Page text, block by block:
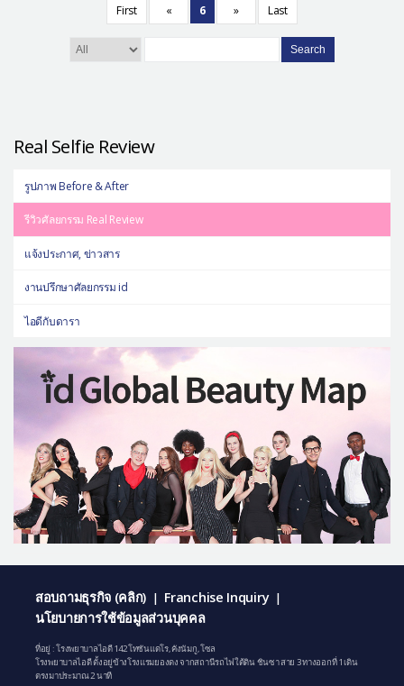
First « 6 » Last
Search
Real Selfie Review
รูปภาพ Before & After
รีวิวศัลยกรรม Real Review
แจ้งประกาศ, ข่าวสาร
งานปรึกษาศัลยกรรม id
ไอดีกับดารา
สอบถามธุรกิจ (คลิก) | Franchise Inquiry |
นโยบายการใช้ข้อมูลส่วนบุคคล
ที่อยู่ : โรงพยาบาลไอดี 142 โทซันแดโร, คังนัมกู, โซล
โรงพยาบาลไอดี ตั้งอยู่ข้างโรงแรมยองดง จากสถานีรถไฟใต้ดิน ชินซา สาย 3 ทางออกที่ 1 เดิน
ตรงมาประมาณ 2 นาที